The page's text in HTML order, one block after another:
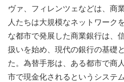
ヴァ、フィレンツェなどは、商
人たちは大規模なネットワーク
な都市で発展した商業銀行は、
扱いを始め、現代の銀行の基礎
た。為替手形は、ある都市で商
市で現金化されるというシステ